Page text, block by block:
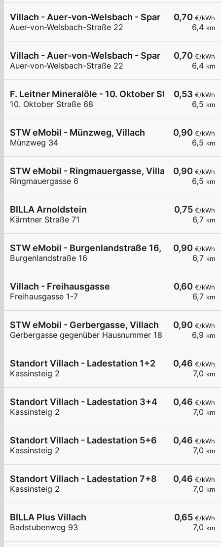
0,70 €/kWh
6,4 km
Villach - Auer-von-Welsbach - Spar
Auer-von-Welsbach-Straße 22
0,70 €/kWh
6,4 km
Villach - Auer-von-Welsbach - Spar
Auer-von-Welsbach-Straße 22
0,53 €/kWh
6,5 km
F. Leitner Mineralöle - 10. Oktober Straße I
10. Oktober Straße 68
0,90 €/kWh
6,5 km
STW eMobil - Münzweg, Villach
Münzweg 34
0,90 €/kWh
6,5 km
STW eMobil - Ringmauergasse, Villach
Ringmauergasse 6
0,75 €/kWh
6,7 km
BILLA Arnoldstein
Kärntner Straße 71
0,90 €/kWh
6,7 km
STW eMobil - Burgenlandstraße 16, 9500 Villach
Burgenlandstraße 16
0,60 €/kWh
6,7 km
Villach - Freihausgasse
Freihausgasse 1-7
0,90 €/kWh
6,9 km
STW eMobil - Gerbergasse, Villach
Gerbergasse gegenüber Hausnummer 18
0,46 €/kWh
7,0 km
Standort Villach - Ladestation 1+2
Kassinsteig 2
0,46 €/kWh
7,0 km
Standort Villach - Ladestation 3+4
Kassinsteig 2
0,46 €/kWh
7,0 km
Standort Villach - Ladestation 5+6
Kassinsteig 2
0,46 €/kWh
7,0 km
Standort Villach - Ladestation 7+8
Kassinsteig 2
0,65 €/kWh
7,0 km
BILLA Plus Villach
Badstubenweg 93